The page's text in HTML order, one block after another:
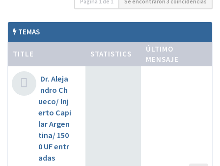
TEMAS
TITLE STATISTICS
ÚLTIMO
MENSAJE
Dr. Aleja
ndro Ch
ueco/ Inj
erto Capi
lar Argen
tina/ 150
0 UF entr
adas